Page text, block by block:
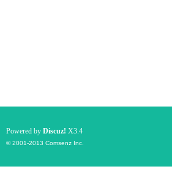
Powered by Discuz! X3.4
© 2001-2013 Comsenz Inc.